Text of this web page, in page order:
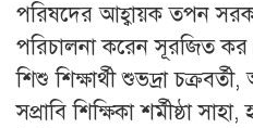
পরিষদের আহ্বায়ক তপন
পরিচালনা করেন সূরজিত
শিশু শিক্ষার্থী শুভদ্রা
সপ্রাবি শিক্ষিকা শর্মীষ্ঠা